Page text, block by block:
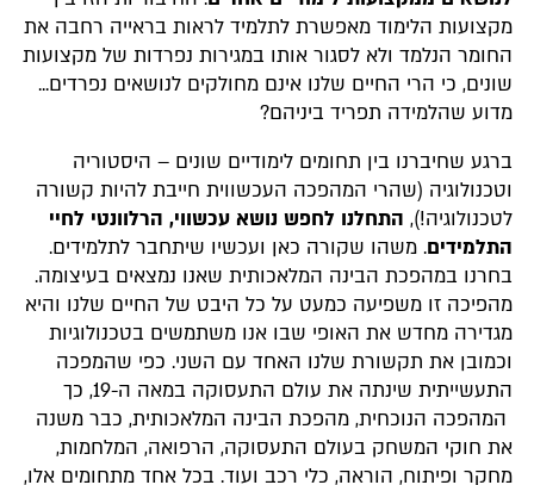
מקצועות הלימוד מאפשרת לתלמיד לראות בראייה רחבה את
החומר הנלמד ולא לסגור אותו במגירות נפרדות של מקצועות
שונים, כי הרי החיים שלנו אינם מחולקים לנושאים נפרדים...
מדוע שהלמידה תפריד ביניהם?
ברגע שחיברנו בין תחומים לימודיים שונים – היסטוריה
וטכנולוגיה (שהרי המהפכה העכשווית חייבת להיות קשורה
לטכנולוגיה!), התחלנו לחפש נושא עכשווי, הרלוונטי לחיי
התלמידים. משהו שקורה כאן ועכשיו שיתחבר לתלמידים.
בחרנו במהפכת הבינה המלאכותית שאנו נמצאים בעיצומה.
מהפיכה זו משפיעה כמעט על כל היבט של החיים שלנו והיא
מגדירה מחדש את האופי שבו אנו משתמשים בטכנולוגיות
וכמובן את תקשורת שלנו האחד עם השני. כפי שהמפכה
התעשייתית שינתה את עולם התעסוקה במאה ה-19, כך
המהפכה הנוכחית, מהפכת הבינה המלאכותית, כבר משנה
את חוקי המשחק בעולם התעסוקה, הרפואה, המלחמות,
מחקר ופיתוח, הוראה, כלי רכב ועוד. בכל אחד מתחומים אלו,